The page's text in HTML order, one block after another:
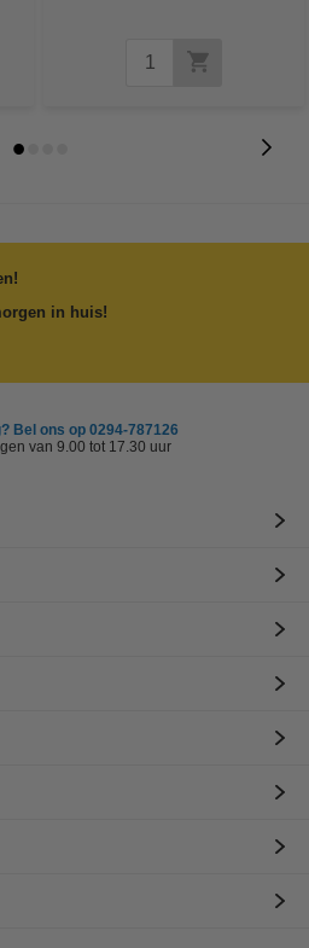
in huis!
Bel ons op 0294-787126
van 9.00 tot 17.30 uur